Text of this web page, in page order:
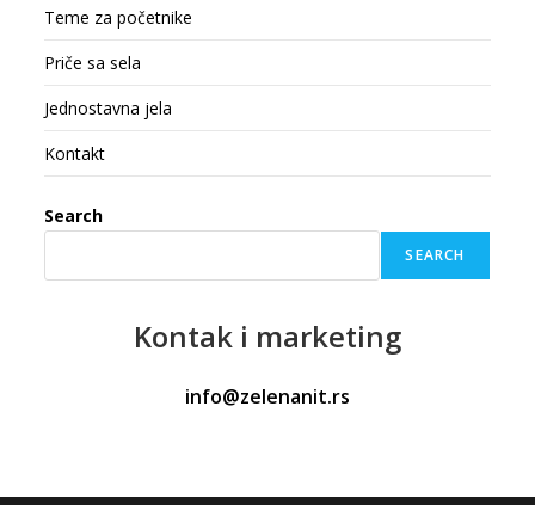
Teme za početnike
Priče sa sela
Jednostavna jela
Kontakt
Search
SEARCH
Kontak i marketing
info@zelenanit.rs